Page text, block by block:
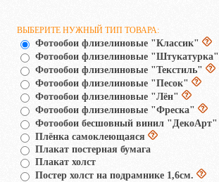
ВЫБЕРИТЕ НУЖНЫЙ ТИП ТОВАРА:
Фотообои флизелиновые "Классик"
Фотообои флизелиновые "Штукатурка"
Фотообои флизелиновые "Текстиль"
Фотообои флизелиновые "Песок"
Фотообои флизелиновые "Лён"
Фотообои флизелиновые "Фреска"
Фотообои бесшовный винил "ДекоАрт"
Плёнка самоклеющаяся
Плакат постерная бумага
Плакат холст
Постер холст на подрамнике 1,6см.